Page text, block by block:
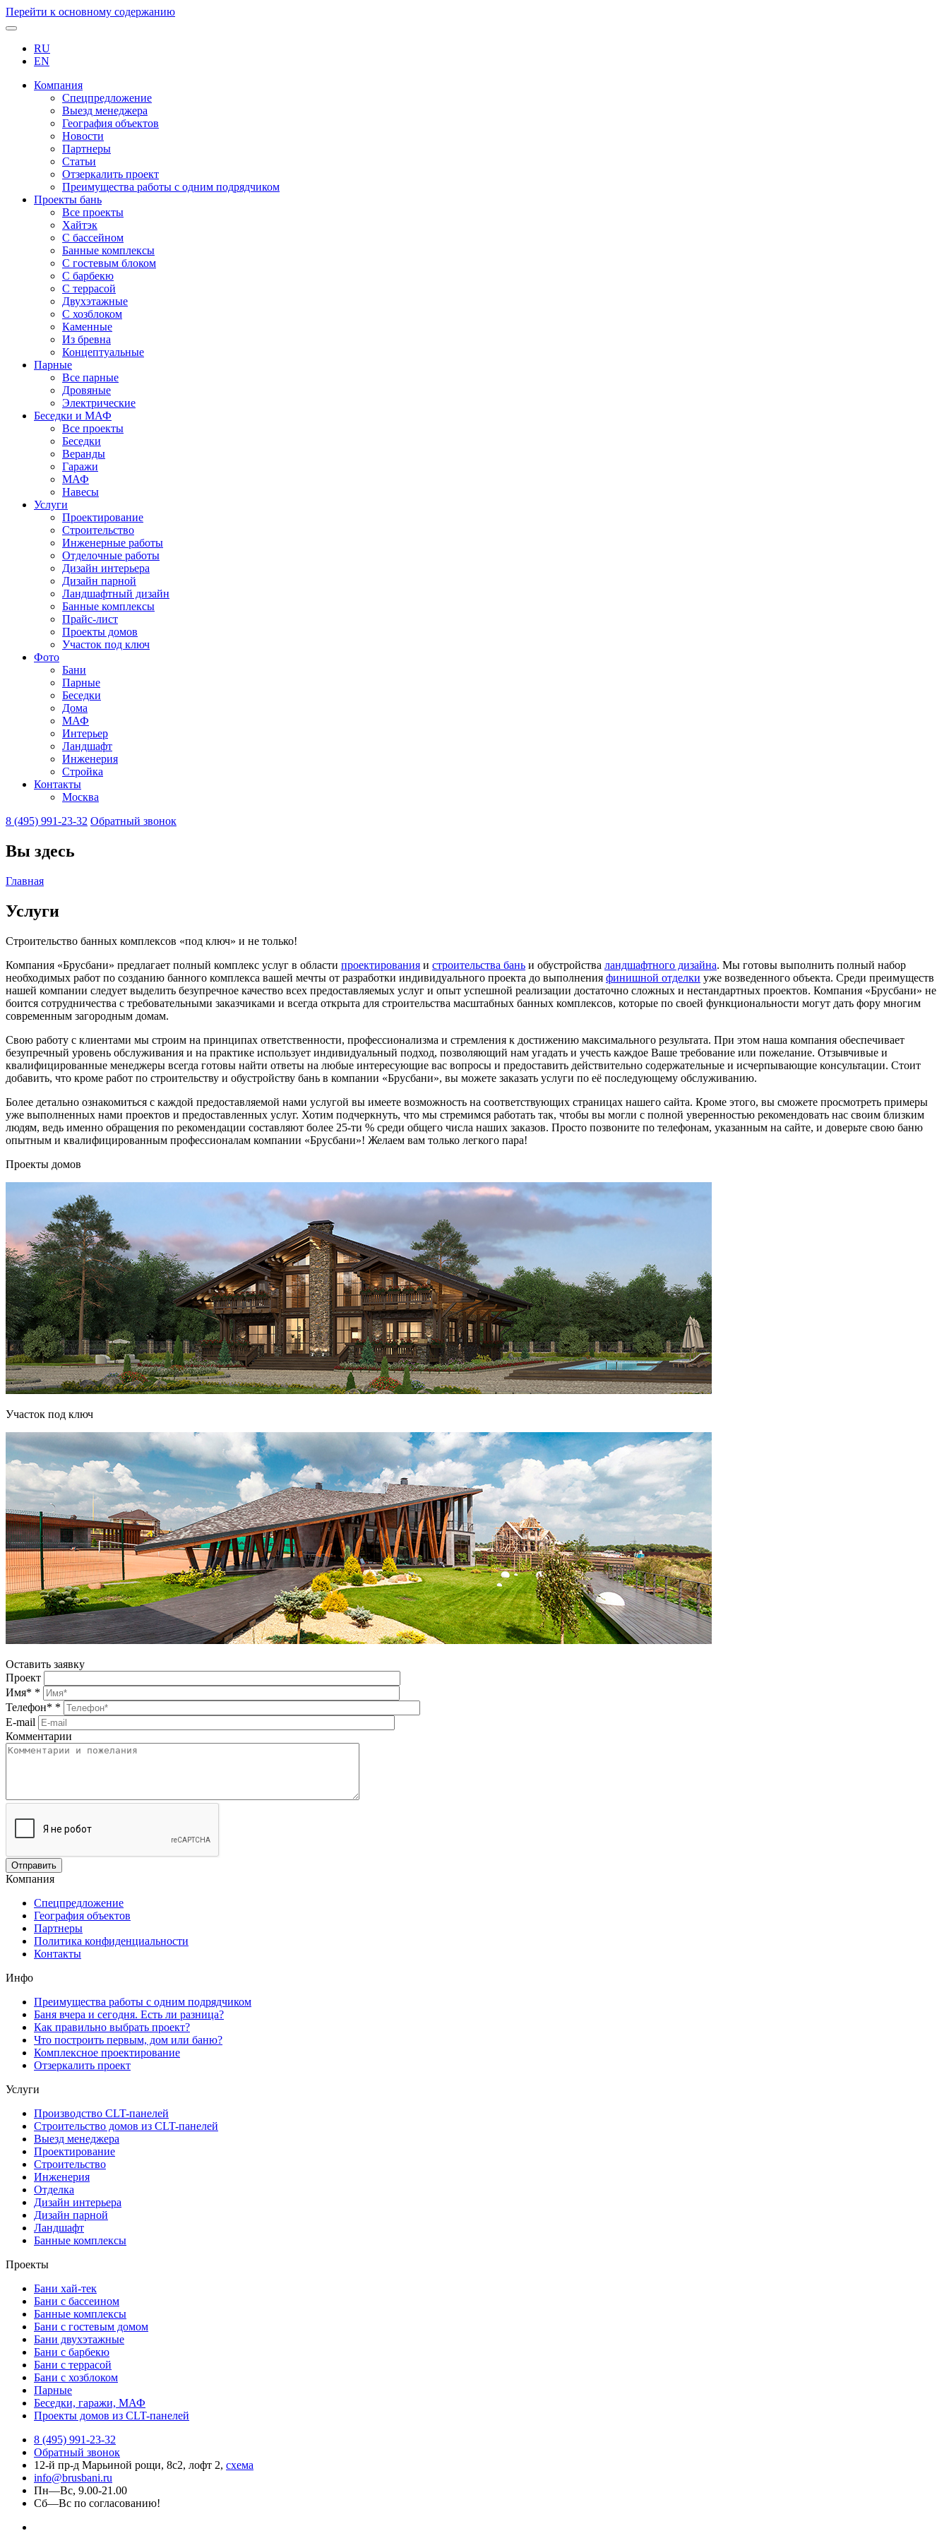
Перейти к основному содержанию
RU
EN
Компания
Спецпредложение
Выезд менеджера
География объектов
Новости
Партнеры
Статьи
Отзеркалить проект
Преимущества работы с одним подрядчиком
Проекты бань
Все проекты
Хайтэк
С бассейном
Банные комплексы
С гостевым блоком
С барбекю
С террасой
Двухэтажные
С хозблоком
Каменные
Из бревна
Концептуальные
Парные
Все парные
Дровяные
Электрические
Беседки и МАФ
Все проекты
Беседки
Веранды
Гаражи
МАФ
Навесы
Услуги
Проектирование
Строительство
Инженерные работы
Отделочные работы
Дизайн интерьера
Дизайн парной
Ландшафтный дизайн
Банные комплексы
Прайс-лист
Проекты домов
Участок под ключ
Фото
Бани
Парные
Беседки
Дома
МАФ
Интерьер
Ландшафт
Инженерия
Стройка
Контакты
Москва
8 (495) 991-23-32 Обратный звонок
Вы здесь
Главная
Услуги
Строительство банных комплексов «под ключ» и не только!
Компания «Брусбани» предлагает полный комплекс услуг в области проектирования и строительства бань и обустройства ландшафтного дизайна. Мы готовы выполнить полный набор
необходимых работ по созданию банного комплекса вашей мечты от разработки индивидуального проекта до выполнения финишной отделки уже возведенного объекта. Среди преимуществ
нашей компании следует выделить безупречное качество всех предоставляемых услуг и опыт успешной реализации достаточно сложных и нестандартных проектов. Компания «Брусбани» не
боится сотрудничества с требовательными заказчиками и всегда открыта для строительства масштабных банных комплексов, которые по своей функциональности могут дать фору многим
современным загородным домам.
Свою работу с клиентами мы строим на принципах ответственности, профессионализма и стремления к достижению максимального результата. При этом наша компания обеспечивает
безупречный уровень обслуживания и на практике использует индивидуальный подход, позволяющий нам угадать и учесть каждое Ваше требование или пожелание. Отзывчивые и
квалифицированные менеджеры всегда готовы найти ответы на любые интересующие вас вопросы и предоставить действительно содержательные и исчерпывающие консультации. Стоит
добавить, что кроме работ по строительству и обустройству бань в компании «Брусбани», вы можете заказать услуги по её последующему обслуживанию.
Более детально ознакомиться с каждой предоставляемой нами услугой вы имеете возможность на соответствующих страницах нашего сайта. Кроме этого, вы сможете просмотреть примеры
уже выполненных нами проектов и предоставленных услуг. Хотим подчеркнуть, что мы стремимся работать так, чтобы вы могли с полной уверенностью рекомендовать нас своим близким
людям, ведь именно обращения по рекомендации составляют более 25-ти % среди общего числа наших заказов. Просто позвоните по телефонам, указанным на сайте, и доверьте свою баню
опытным и квалифицированным профессионалам компании «Брусбани»! Желаем вам только легкого пара!
Проекты домов
Участок под ключ
Оставить заявку
Проект
Имя* *
Телефон* *
E-mail
Комментарии
Компания
Спецпредложение
География объектов
Партнеры
Политика конфиденциальности
Контакты
Инфо
Преимущества работы с одним подрядчиком
Баня вчера и сегодня. Есть ли разница?
Как правильно выбрать проект?
Что построить первым, дом или баню?
Комплексное проектирование
Отзеркалить проект
Услуги
Производство CLT-панелей
Строительство домов из CLT-панелей
Выезд менеджера
Проектирование
Строительство
Инженерия
Отделка
Дизайн интерьера
Дизайн парной
Ландшафт
Банные комплексы
Проекты
Бани хай-тек
Бани с бассеином
Банные комплексы
Бани с гостевым домом
Бани двухэтажные
Бани с барбекю
Бани с террасой
Бани с хозблоком
Парные
Беседки, гаражи, МАФ
Проекты домов из CLT-панелей
8 (495) 991-23-32
Обратный звонок
12-й пр-д Марьиной рощи, 8с2, лофт 2, схема
info@brusbani.ru
Пн—Вс, 9.00-21.00
Сб—Вс по согласованию!